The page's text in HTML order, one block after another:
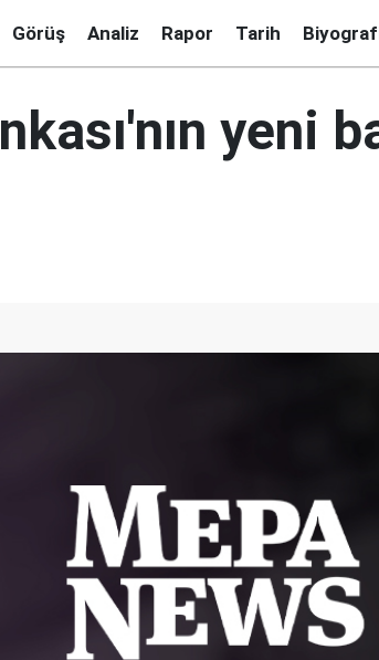
Görüş Analiz Rapor Tarih
yeni